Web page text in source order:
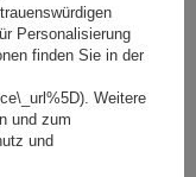
Personalisierung
finden Sie in der
Weitere
und zum
und